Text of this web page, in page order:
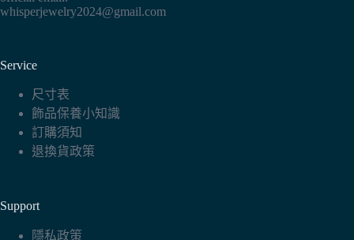
whisperjewelry2024@gmail.com
Service
尺寸表
飾品保養小知識
訂購須知
退換貨政策
Support
隱私政策